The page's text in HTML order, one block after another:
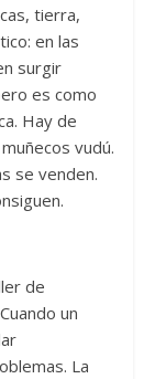
tierra,
en las
surgir
es como
Hay de
vudú.
se venden.
de
un
La